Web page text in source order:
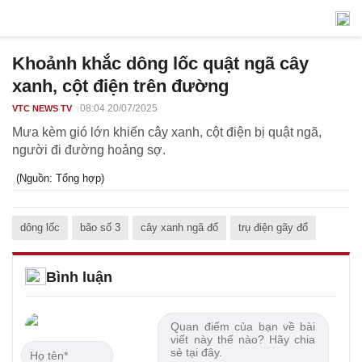
Khoảnh khắc dông lốc quật ngã cây
xanh, cột điện trên đường
VTC NEWS TV 08:04 20/07/2025
Mưa kèm gió lớn khiến cây xanh, cột điện bị quật ngã,
người đi đường hoảng sợ.
(Nguồn: Tổng hợp)
dông lốc bão số 3 cây xanh ngã đổ trụ điện gãy đổ
Bình luận